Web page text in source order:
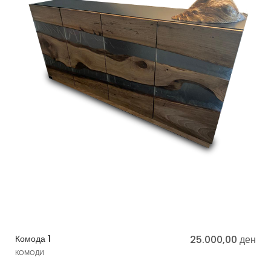
Комода 1
КОМОДИ
25.000,00 ден